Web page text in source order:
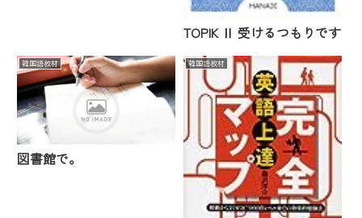
TOPIK Ⅱ 受けるつもりです
韓国語教材
図書館で。
韓国語教材